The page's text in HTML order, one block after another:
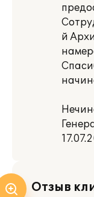
й
Отзыв